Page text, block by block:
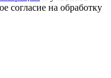
согласие на обработку